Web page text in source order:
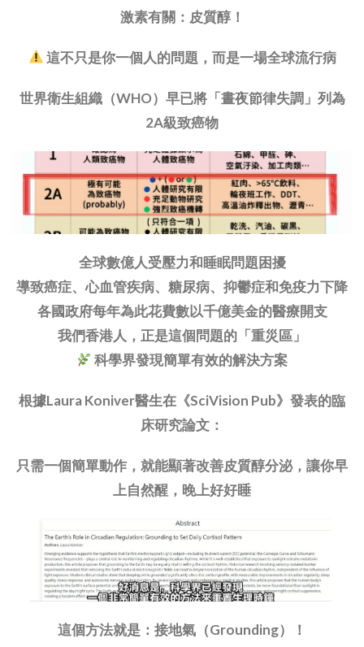
激素有關：皮質醇！
這不只是你一個人的問題，而是一場全球流行病
世界衛生組織（WHO）早已將「晝夜節律失調」列為
2A級致癌物
全球數億人受壓力和睡眠問題困擾
導致癌症、心血管疾病、糖尿病、抑鬱症和免疫力下降
各國政府每年為此花費數以千億美金的醫療開支
我們香港人，正是這個問題的「重災區」
科學界發現簡單有效的解決方案
根據Laura Koniver醫生在《SciVision Pub》發表的臨
床研究論文：
只需一個簡單動作，就能顯著改善皮質醇分泌，讓你早
上自然醒，晚上好好睡
這個方法就是：接地氣（Grounding）！